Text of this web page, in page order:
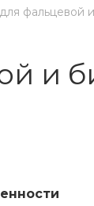
фальцевой
и